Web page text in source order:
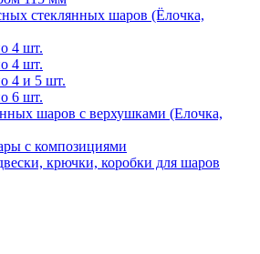
стеклянных шаров (Ёлочка,
4 шт.
4 шт.
4 и 5 шт.
6 шт.
шаров с верхушками (Елочка,
с композициями
крючки, коробки для шаров